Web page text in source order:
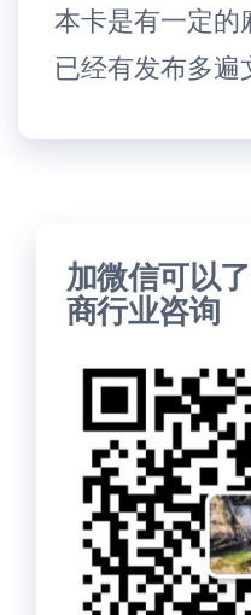
本卡是有一定的
已经有发布多
加微信可以
商行业咨询